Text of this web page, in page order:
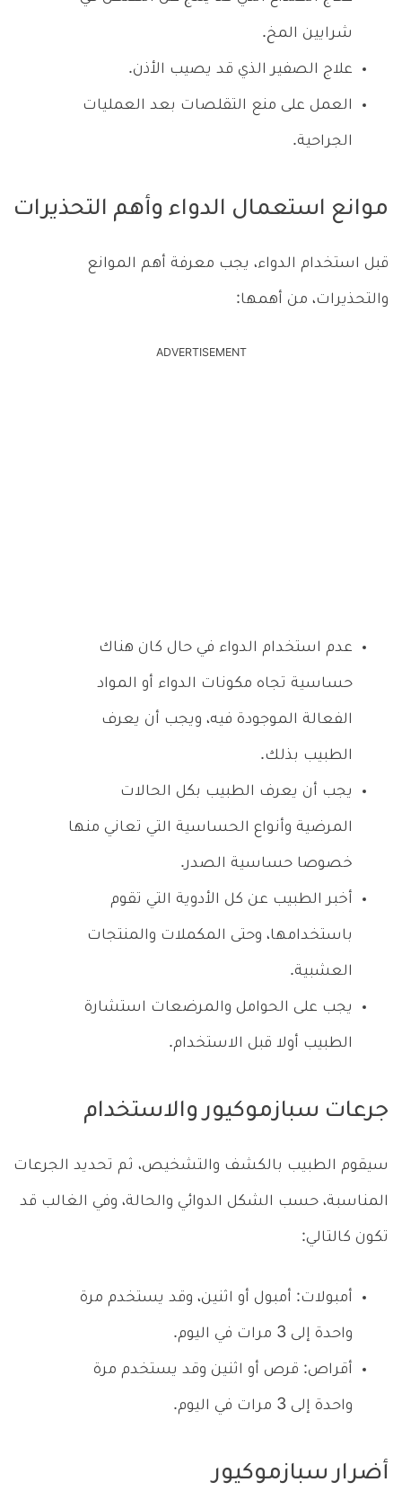
شرايين المخ.
علاج الصفير الذي قد يصيب الأذن.
العمل على منع التقلصات بعد العمليات
الجراحية.
موانع استعمال الدواء وأهم التحذيرات
قبل استخدام الدواء، يجب معرفة أهم الموانع
والتحذيرات، من أهمها:
ADVERTISEMENT
عدم استخدام الدواء في حال كان هناك
حساسية تجاه مكونات الدواء أو المواد
الفعالة الموجودة فيه، ويجب أن يعرف
الطبيب بذلك.
يجب أن يعرف الطبيب بكل الحالات
المرضية وأنواع الحساسية التي تعاني منها
خصوصا حساسية الصدر.
أخبر الطبيب عن كل الأدوية التي تقوم
باستخدامها، وحتى المكملات والمنتجات
العشبية.
يجب على الحوامل والمرضعات استشارة
الطبيب أولا قبل الاستخدام.
جرعات سبازموكيور والاستخدام
سيقوم الطبيب بالكشف والتشخيص، ثم تحديد الجرعات
المناسبة، حسب الشكل الدوائي والحالة، وفي الغالب قد
تكون كالتالي:
أمبولات: أمبول أو اثنين، وقد يستخدم مرة
واحدة إلى 3 مرات في اليوم.
أقراص: قرص أو اثنين وقد يستخدم مرة
واحدة إلى 3 مرات في اليوم.
أضرار سبازموكيور